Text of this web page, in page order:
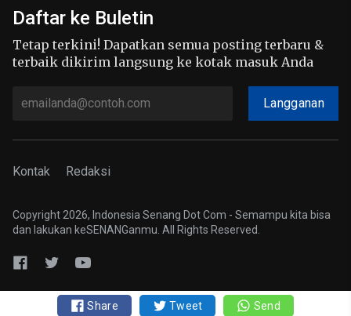
Share Tweet Send
Daftar ke Buletin
Tetap terkini! Dapatkan semua posting terbaru &
terbaik dikirim langsung ke kotak masuk Anda
Langganan
Kontak Redaksi
Copyright 2026, Indonesia Senang Dot Com - Semampu kita bisa
dan lakukan keSENANGanmu. All Rights Reserved.